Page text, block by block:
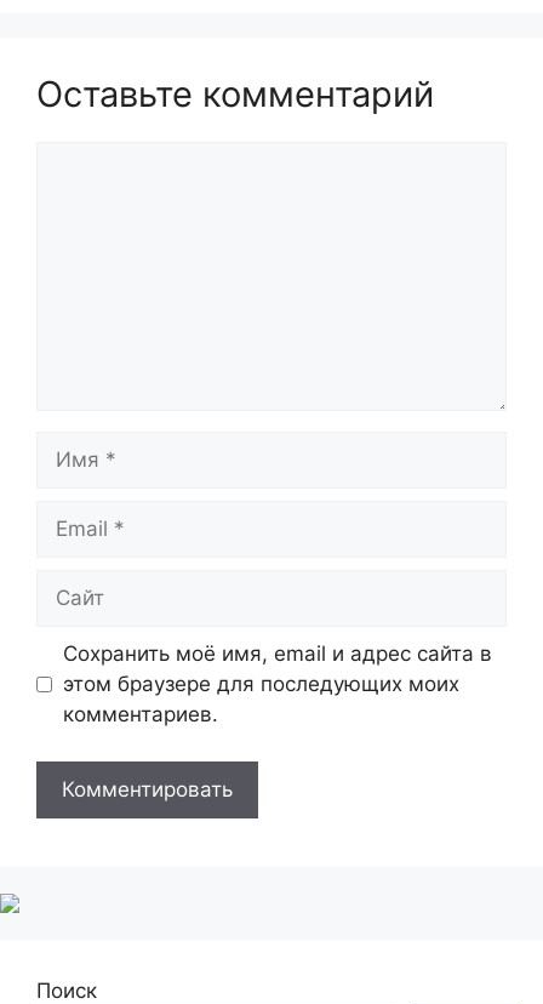
Оставьте комментарий
Имя
Email
Сайт
Сохранить моё имя, email и адрес сайта в
этом браузере для последующих моих
комментариев.
Поиск